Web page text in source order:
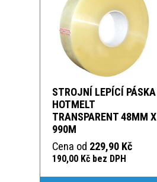
STROJNÍ LEPÍCÍ PÁSKA
HOTMELT
TRANSPARENT 48MM X
990M
Cena od 229,90 Kč
190,00 Kč bez DPH